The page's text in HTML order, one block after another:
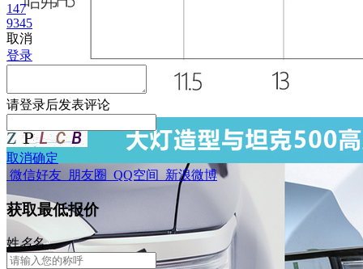
147
9345
取消
登录
请登录后发表评论
取消确定
微信好友 朋友圈 QQ空间 新浪微博
获取最低报价
姓名名